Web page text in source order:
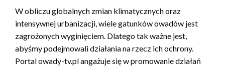
W obliczu globalnych zmian klimatycznych oraz
intensywnej urbanizacji, wiele gatunków owadów jest
zagrożonych wyginięciem. Dlatego tak ważne jest,
abyśmy podejmowali działania na rzecz ich ochrony.
Portal owady-tv.pl angażuje się w promowanie działań